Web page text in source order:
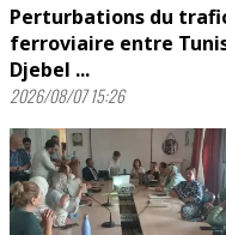
Perturbations du
ferroviaire entre
Djebel ...
2026/08/07 15:26